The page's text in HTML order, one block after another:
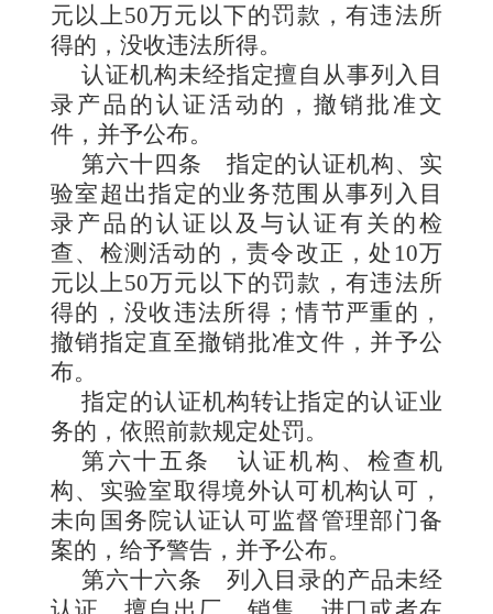
元以上50万元以下的罚款，有违法所
得的，没收违法所得。
认证机构未经指定擅自从事列入目
录产品的认证活动的，撤销批准文
件，并予公布。
第六十四条 指定的认证机构、实
验室超出指定的业务范围从事列入目
录产品的认证以及与认证有关的检
查、检测活动的，责令改正，处10万
元以上50万元以下的罚款，有违法所
得的，没收违法所得；情节严重的，
撤销指定直至撤销批准文件，并予公
布。
指定的认证机构转让指定的认证业
务的，依照前款规定处罚。
第六十五条 认证机构、检查机
构、实验室取得境外认可机构认可，
未向国务院认证认可监督管理部门备
案的，给予警告，并予公布。
第六十六条 列入目录的产品未经